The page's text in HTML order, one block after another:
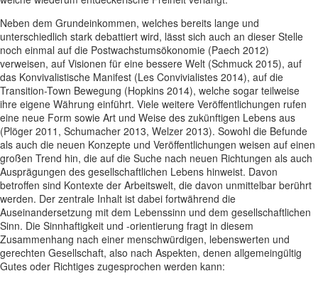
Neben dem Grundeinkommen, welches bereits lange und
unterschiedlich stark debattiert wird, lässt sich auch an dieser Stelle
noch einmal auf die Postwachstumsökonomie (Paech 2012)
verweisen, auf Visionen für eine bessere Welt (Schmuck 2015), auf
das Konvivalistische Manifest (Les Convivialistes 2014), auf die
Transition-Town Bewegung (Hopkins 2014), welche sogar teilweise
ihre eigene Währung einführt. Viele weitere Veröffentlichungen rufen
eine neue Form sowie Art und Weise des zukünftigen Lebens aus
(Plöger 2011, Schumacher 2013, Welzer 2013). Sowohl die Befunde
als auch die neuen Konzepte und Veröffentlichungen weisen auf einen
großen Trend hin, die auf die Suche nach neuen Richtungen als auch
Ausprägungen des gesellschaftlichen Lebens hinweist. Davon
betroffen sind Kontexte der Arbeitswelt, die davon unmittelbar berührt
werden. Der zentrale Inhalt ist dabei fortwährend die
Auseinandersetzung mit dem Lebenssinn und dem gesellschaftlichen
Sinn. Die Sinnhaftigkeit und -orientierung fragt in diesem
Zusammenhang nach einer menschwürdigen, lebenswerten und
gerechten Gesellschaft, also nach Aspekten, denen allgemeingültig
Gutes oder Richtiges zugesprochen werden kann: